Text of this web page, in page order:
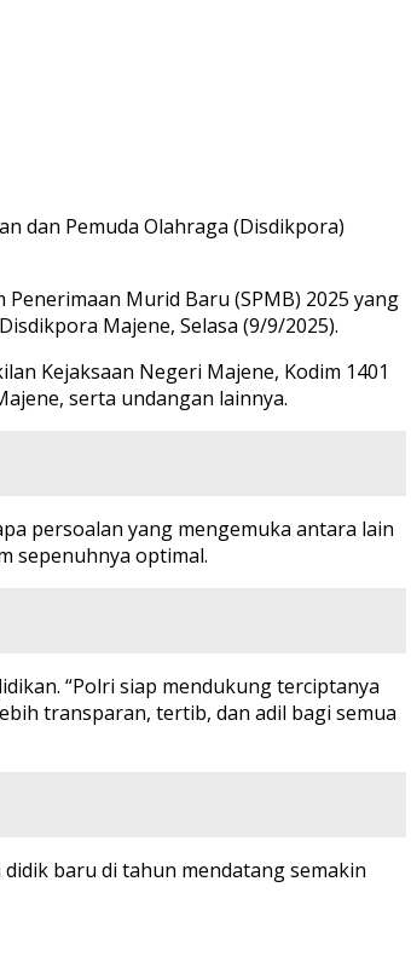
dan Pemuda Olahraga (Disdikpora)
Murid Baru (SPMB) 2025 yang
Majene, Selasa (9/9/2025).
Kejaksaan Negeri Majene, Kodim 1401
serta undangan lainnya.
persoalan yang mengemuka antara lain
sepenuhnya optimal.
“Polri siap mendukung terciptanya
transparan, tertib, dan adil bagi semua
baru di tahun mendatang semakin